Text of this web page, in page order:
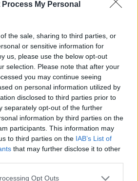
Process My Personal
the sale, sharing to third parties, or
or sensitive information for
us, please use the below opt-out
selection. Please note that after your
you may continue seeing
on personal information utilized by
disclosed to third parties prior to
separately opt-out of the further
information by third parties on the
participants. This information may
to third parties on the IAB’s List of
that may further disclose it to other
Opt Outs
αρνητικού
από τον FDA ανοίγει
στοχευμένη και
μιας από τις πιο
καρκίνου του μαστού.